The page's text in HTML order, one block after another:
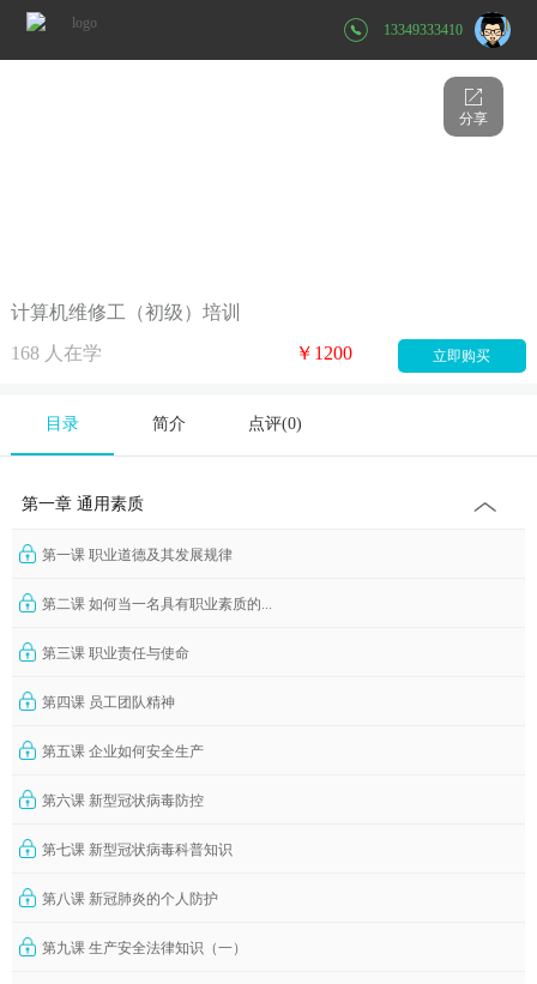
13349333410
分享
计算机维修工（初级）培训
168 人在学 ￥1200 立即购买
目录 简介 点评(0)
第一章 通用素质
第一课 职业道德及其发展规律
第二课 如何当一名具有职业素质的...
第三课 职业责任与使命
第四课 员工团队精神
第五课 企业如何安全生产
第六课 新型冠状病毒防控
第七课 新型冠状病毒科普知识
第八课 新冠肺炎的个人防护
第九课 生产安全法律知识（一）